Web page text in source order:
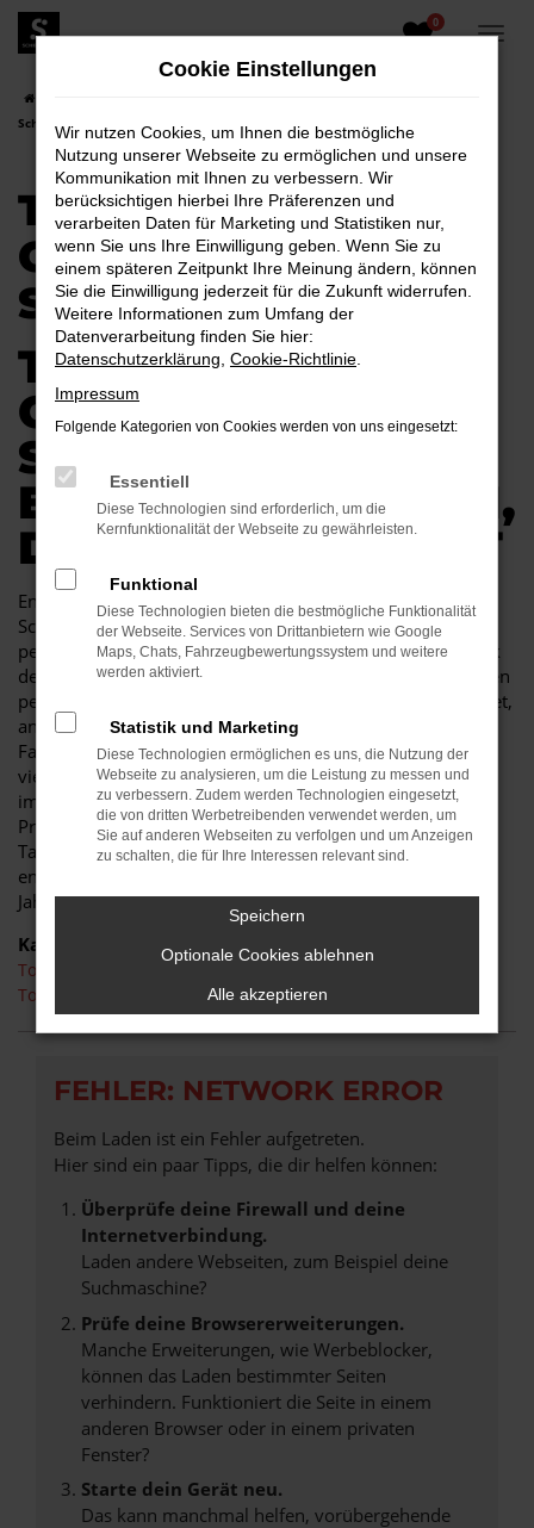
Zum
Hauptinhalt
0
Schwarzheide
TOYOTA PROACE
CITY FÜR
SCHWARZHEIDE
TOYOTA PROACE
CITY FÜR
SCHWARZHEIDE
EINE KOMBINATION,
DIE EINFACH PASST
Endlich angekommen: mit einem Toyota Proace City in
Schwarzheide machen Sie alles richtig und sitzen im
perfekten Fahrzeug für diese Stadt. Einerseits sind Sie dank
der Wendigkeit und der sparsamen und effizienten Motoren
perfekt auf den Stadtverkehr von Schwarzheide eingerichtet,
andererseits ist der Toyota Proace City jedoch auch für
Fahrten auf Autobahn oder Landstraße geeignet. Das
vielseitige Modell erhalten Sie als Kunde aus Schwarzheide
im Autohaus Schiefelbein. Wir bieten Ihnen den Toyota
Proace City sowohl als Neuwagen als auch als
Tageszulassung. Wer noch etwas mehr sparen möchte,
entscheidet sich für ein Gebrauchtfahrzeug oder einen
Jahreswagen.
Kategorie
Toyota Proace City Neuwagen Schwarzheide
Toyota Proace City Schwarzheide
FEHLER: NETWORK ERROR
Beim Laden ist ein Fehler aufgetreten.
Hier sind ein paar Tipps, die dir helfen können:
Überprüfe deine Firewall und deine
Internetverbindung.
Laden andere Webseiten, zum Beispiel deine
Suchmaschine?
Prüfe deine Browsererweiterungen.
Manche Erweiterungen, wie Werbeblocker,
können das Laden bestimmter Seiten
verhindern. Funktioniert die Seite in einem
anderen Browser oder in einem privaten
Fenster?
Starte dein Gerät neu.
Das kann manchmal helfen, vorübergehende
Cookie Einstellungen
Wir nutzen Cookies, um Ihnen die bestmögliche
Nutzung unserer Webseite zu ermöglichen und unsere
Kommunikation mit Ihnen zu verbessern. Wir
berücksichtigen hierbei Ihre Präferenzen und
verarbeiten Daten für Marketing und Statistiken nur,
wenn Sie uns Ihre Einwilligung geben. Wenn Sie zu
einem späteren Zeitpunkt Ihre Meinung ändern, können
Sie die Einwilligung jederzeit für die Zukunft widerrufen.
Weitere Informationen zum Umfang der
Datenverarbeitung finden Sie hier:
Datenschutzerklärung Cookie-Richtlinie
Impressum
Folgende Kategorien von Cookies werden von uns eingesetzt:
Essentiell
Diese Technologien sind erforderlich, um die
Kernfunktionalität der Webseite zu gewährleisten.
Funktional
Diese Technologien bieten die bestmögliche Funktionalität
der Webseite. Services von Drittanbietern wie Google
Maps, Chats, Fahrzeugbewertungssystem und weitere
werden aktiviert.
Statistik und Marketing
Diese Technologien ermöglichen es uns, die Nutzung der
Webseite zu analysieren, um die Leistung zu messen und
zu verbessern. Zudem werden Technologien eingesetzt,
die von dritten Werbetreibenden verwendet werden, um
Sie auf anderen Webseiten zu verfolgen und um Anzeigen
zu schalten, die für Ihre Interessen relevant sind.
Speichern
Optionale Cookies ablehnen
Alle akzeptieren